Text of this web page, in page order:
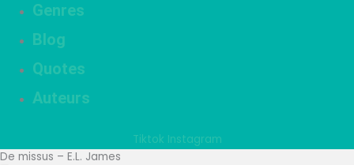
Genres
Blog
Quotes
Auteurs
Tiktok Instagram
De missus – E.L. James